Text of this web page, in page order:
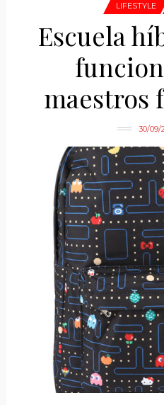
LIFESTYLE
Escuela
maestros
30/09/